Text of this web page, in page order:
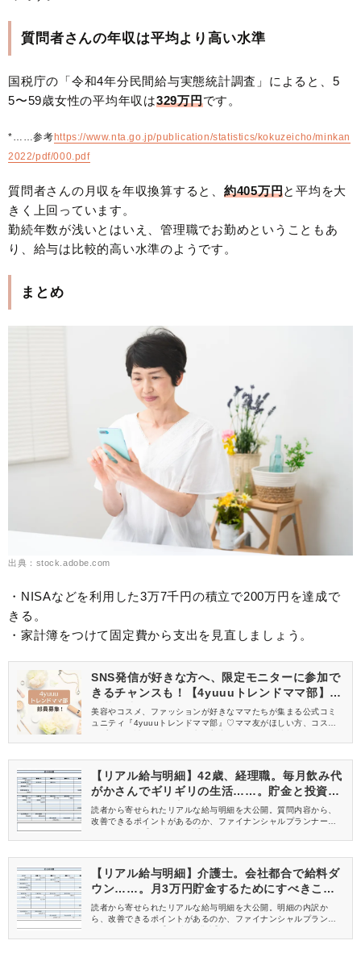
質問者さんの年収は平均より高い水準
国税庁の「令和4年分民間給与実態統計調査」によると、5
5〜59歳女性の平均年収は329万円です。
*……参考 https://www.nta.go.jp/publication/statistics/kokuzeicho/minkan
2022/pdf/000.pdf
質問者さんの月収を年収換算すると、 約405万円と平均を大
きく上回っています。
勤続年数が浅いとはいえ、管理職でお勤めということもあ
り、給与は比較的高い水準のようです。
まとめ
出典：stock.adobe.com
・NISAなどを利用した3万7千円の積立で200万円を達成で
きる。
・家計簿をつけて固定費から支出を見直しましょう。
SNS発信が好きな方へ、限定モニターに参加で
きるチャンスも！【4yuuuトレンドママ部】部
員募集中
美容やコスメ、ファッションが好きなママたちが集まる公式コミ
ュニティ『4yuuuトレンドママ部』♡ママ友がほしい方、コスメサ
信してくれる方を募集しています！
【リアル給与明細】42歳、経理職。毎月飲み代
がかさんでギリギリの生活……。貯金と投資の
バランスの取り方は？
読者から寄せられたリアルな給与明細を大公開。質問内容から、
改善できるポイントがあるのか、ファイナンシャルプランナーが
【リアル給与明細】介護士。会社都合で給料ダ
ウン……。月3万円貯金するためにすべきこと
は？
読者から寄せられたリアルな給与明細を大公開。明細の内訳か
ら、改善できるポイントがあるのか、ファイナンシャルプランナ